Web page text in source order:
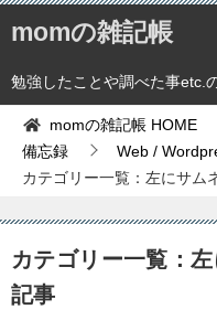
momの雑記帳
勉強したことや調べた事etc.
momの雑記帳 HOME
備忘録
Web /
カテゴリー一覧：左にサム
カテゴリー一覧：
記事